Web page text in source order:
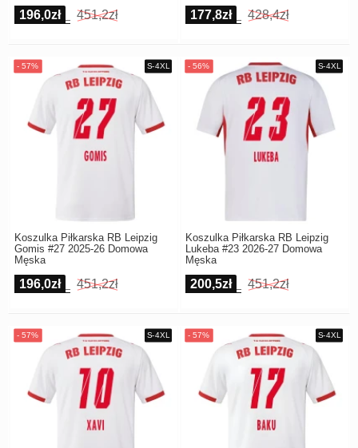
196,0zł 451,2zł 177,8zł 428,4zł
Koszulka Piłkarska RB Leipzig
Gomis #27 2025-26 Domowa
Męska
196,0zł 451,2zł
Koszulka Piłkarska RB Leipzig
Lukeba #23 2026-27 Domowa
Męska
200,5zł 451,2zł